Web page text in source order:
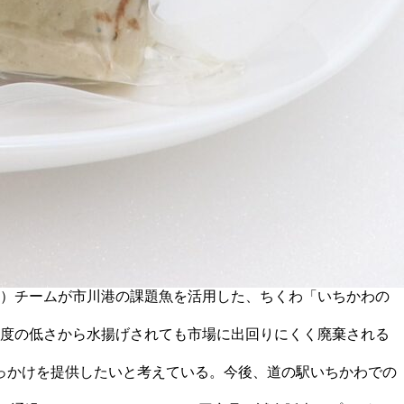
チームが市川港の課題魚を活用した、ちくわ「いちかわの
低さから水揚げされても市場に出回りにくく廃棄される
けを提供したいと考えている。今後、道の駅いちかわでの